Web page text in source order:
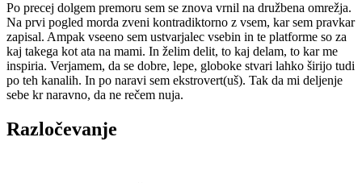
Po precej dolgem premoru sem se znova vrnil na družbena omrežja.
Na prvi pogled morda zveni kontradiktorno z vsem, kar sem pravkar
zapisal. Ampak vseeno sem ustvarjalec vsebin in te platforme so za
kaj takega kot ata na mami. In želim delit, to kaj delam, to kar me
inspiria. Verjamem, da se dobre, lepe, globoke stvari lahko širijo tudi
po teh kanalih. In po naravi sem ekstrovert(uš). Tak da mi deljenje
sebe kr naravno, da ne rečem nuja.
Razločevanje